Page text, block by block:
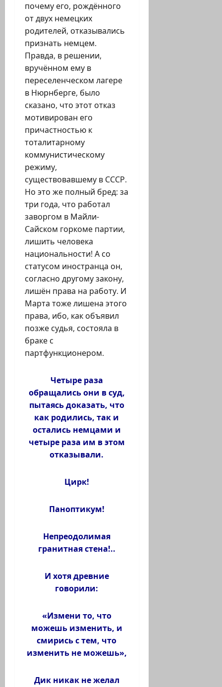
почему его, рождённого
от двух немецких
родителей, отказывались
признать немцем.
Правда, в решении,
вручённом ему в
переселенческом лагере
в Нюрнберге, было
сказано, что этот отказ
мотивирован его
причастностью к
тоталитарному
коммунистическому
режиму,
существовавшему в СССР.
Но это же полный бред: за
три года, что работал
заворгом в Майли-
Сайском горкоме партии,
лишить человека
национальности! А со
статусом иностранца он,
согласно другому закону,
лишён права на работу. И
Марта тоже лишена этого
права, ибо, как объявил
позже судья, состояла в
браке с
партфункционером.
Четыре раза
обращались они в суд,
пытаясь доказать, что
как родились, так и
остались немцами и
четыре раза им в этом
отказывали.
Цирк!
Паноптикум!
Непреодолимая
гранитная стена!..
И хотя древние
говорили:
«Измени то, что
можешь изменить, и
смирись с тем, что
изменить не можешь»,
Дик никак не желал